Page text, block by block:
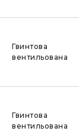
Гвинтова
вентильована
Гвинтова
вентильована